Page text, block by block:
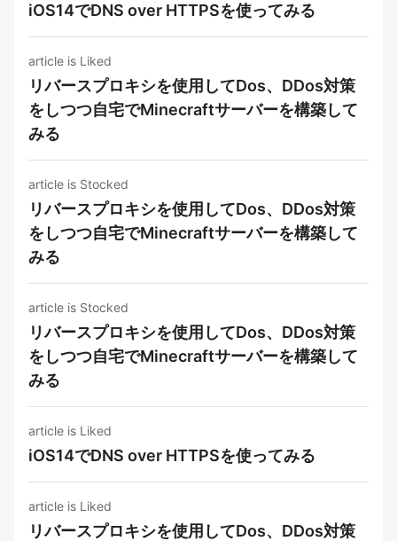
iOS14でDNS over HTTPSを使ってみる
article is Liked
リバースプロキシを使用してDos、DDos対策
をしつつ自宅でMinecraftサーバーを構築して
みる
article is Stocked
リバースプロキシを使用してDos、DDos対策
をしつつ自宅でMinecraftサーバーを構築して
みる
article is Stocked
リバースプロキシを使用してDos、DDos対策
をしつつ自宅でMinecraftサーバーを構築して
みる
article is Liked
iOS14でDNS over HTTPSを使ってみる
article is Liked
リバースプロキシを使用してDos、DDos対策